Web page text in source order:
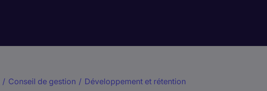
/ Conseil de gestion / Développement et rétention